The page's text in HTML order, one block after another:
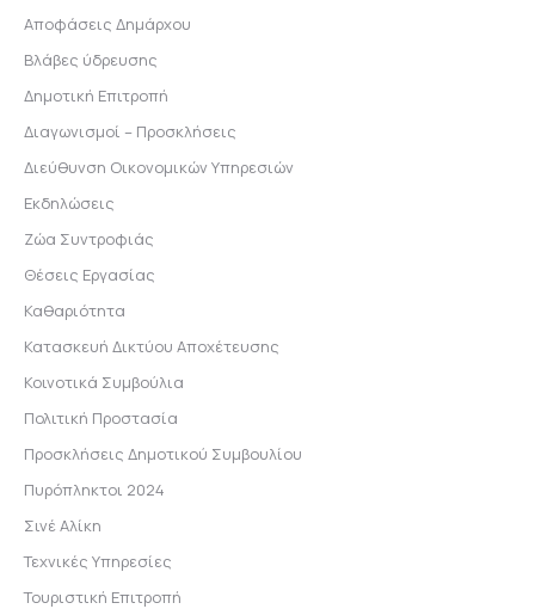
Αποφάσεις Δημάρχου
Βλάβες ύδρευσης
Δημοτική Επιτροπή
Διαγωνισμοί – Προσκλήσεις
Διεύθυνση Οικονομικών Υπηρεσιών
Εκδηλώσεις
Ζώα Συντροφιάς
Θέσεις Εργασίας
Καθαριότητα
Κατασκευή Δικτύου Αποχέτευσης
Κοινοτικά Συμβούλια
Πολιτική Προστασία
Προσκλήσεις Δημοτικού Συμβουλίου
Πυρόπληκτοι 2024
Σινέ Αλίκη
Τεχνικές Υπηρεσίες
Τουριστική Επιτροπή